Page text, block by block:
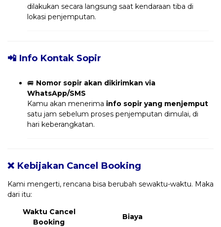
dilakukan secara langsung saat kendaraan tiba di
lokasi penjemputan.
📲 Info Kontak Sopir
🚐 Nomor sopir akan dikirimkan via
WhatsApp/SMS
Kamu akan menerima info sopir yang menjemput
satu jam sebelum proses penjemputan dimulai, di
hari keberangkatan.
❌ Kebijakan Cancel Booking
Kami mengerti, rencana bisa berubah sewaktu-waktu. Maka
dari itu:
Waktu Cancel
Booking
Biaya